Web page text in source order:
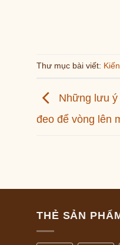
Thư mục bài viết:
Những lưu ý
đeo để vòng lên
THẺ SẢN